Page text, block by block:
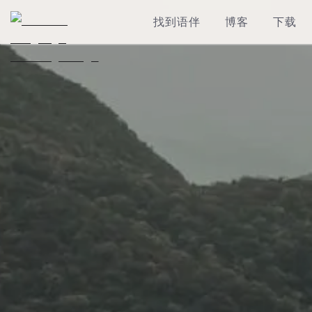
找到语伴 博客 下载